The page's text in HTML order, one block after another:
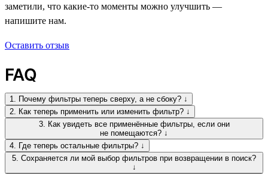
заметили, что какие-то моменты можно улучшить —
напишите нам.
Оставить отзыв
FAQ
1. Почему фильтры теперь сверху, а не сбоку? ↓
2. Как теперь применить или изменить фильтр? ↓
3. Как увидеть все применённые фильтры, если они
не помещаются? ↓
4. Где теперь остальные фильтры? ↓
5. Сохраняется ли мой выбор фильтров при возвращении в поиск?
↓